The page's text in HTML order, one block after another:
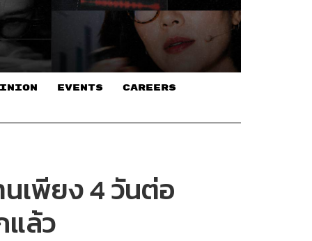
EVENTS CAREERS
เพียง 4 วันต่อ
แล้ว